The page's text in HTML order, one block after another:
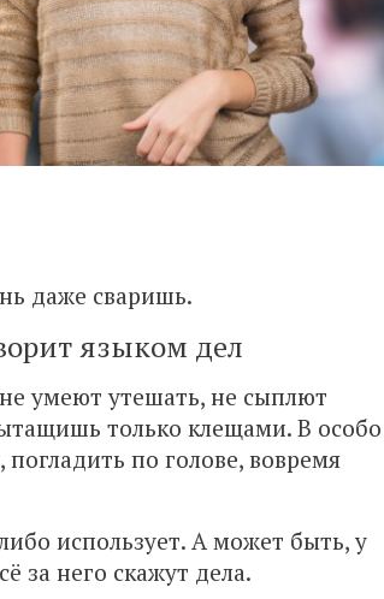
даже сваришь.
языком дел
умеют утешать, не сыплют
только клещами. В особо
по голове, вовремя
использует. А может быть, у
за него скажут дела.